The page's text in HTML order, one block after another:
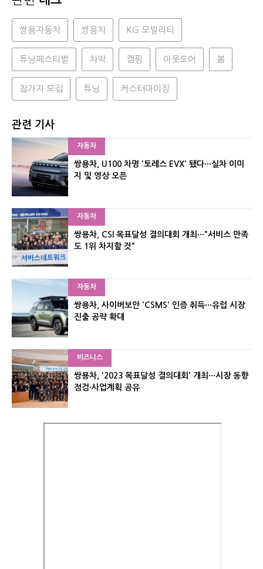
쌍용자동차 쌍용차 KG 모빌리티
튜닝페스티벌 차박 캠핑 아웃도어 봄
참가자 모집 튜닝 커스터마이징
관련 기사
자동차
쌍용차, U100 차명 '토레스 EVX' 됐다···실차 이미
지 및 영상 오픈
자동차
쌍용차, CSI 목표달성 결의대회 개최···"서비스 만족
도 1위 차지할 것"
자동차
쌍용차, 사이버보안 'CSMS' 인증 취득···유럽 시장
진출 공략 확대
비즈니스
쌍용차, '2023 목표달성 결의대회' 개최···시장 동향
점검·사업계획 공유